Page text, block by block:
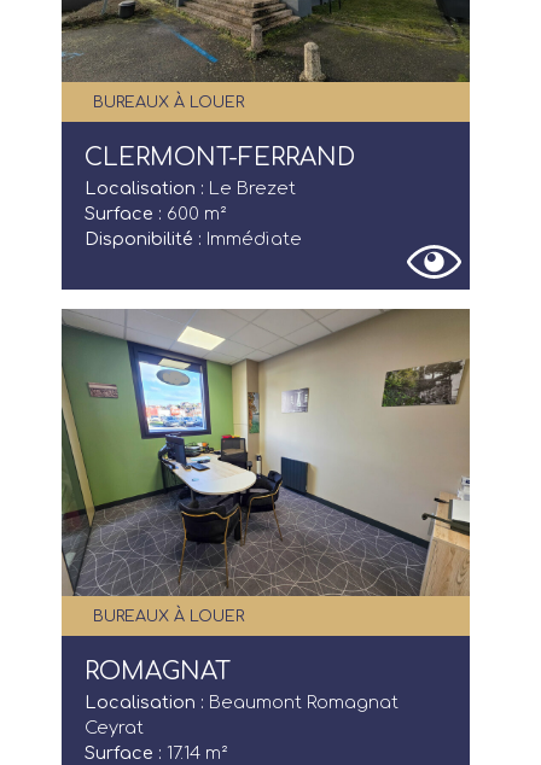
BUREAUX À LOUER
CLERMONT-FERRAND
Localisation : Le Brezet
Surface : 600 m²
Disponibilité : Immédiate
BUREAUX À LOUER
ROMAGNAT
Localisation : Beaumont Romagnat
Ceyrat
Surface : 17.14 m²